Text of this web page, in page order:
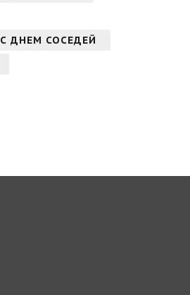
С ДНЕМ СОСЕДЕЙ